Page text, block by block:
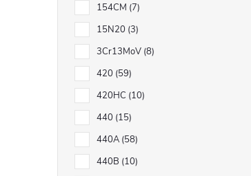
154CM 7
15N20 3
3Cr13MoV 8
420 59
420HC 10
440 15
440A 58
440B 10